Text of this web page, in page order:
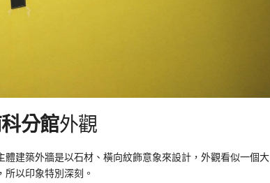
分館外觀
體建築外牆是以石材、橫向紋飾意象來設計，外觀看似一個大
以印象特別深刻。